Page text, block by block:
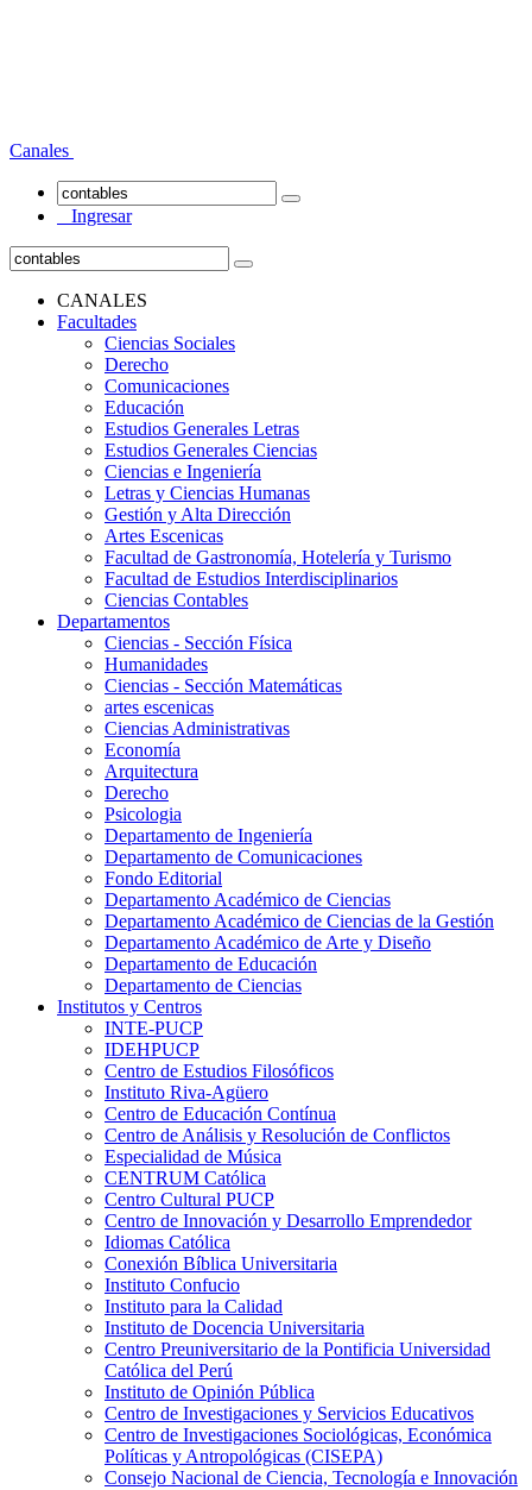
Canales
Ingresar
CANALES
Facultades
Ciencias Sociales
Derecho
Comunicaciones
Educación
Estudios Generales Letras
Estudios Generales Ciencias
Ciencias e Ingeniería
Letras y Ciencias Humanas
Gestión y Alta Dirección
Artes Escenicas
Facultad de Gastronomía, Hotelería y Turismo
Facultad de Estudios Interdisciplinarios
Ciencias Contables
Departamentos
Ciencias - Sección Física
Humanidades
Ciencias - Sección Matemáticas
artes escenicas
Ciencias Administrativas
Economía
Arquitectura
Derecho
Psicologia
Departamento de Ingeniería
Departamento de Comunicaciones
Fondo Editorial
Departamento Académico de Ciencias
Departamento Académico de Ciencias de la Gestión
Departamento Académico de Arte y Diseño
Departamento de Educación
Departamento de Ciencias
Institutos y Centros
INTE-PUCP
IDEHPUCP
Centro de Estudios Filosóficos
Instituto Riva-Agüero
Centro de Educación Contínua
Centro de Análisis y Resolución de Conflictos
Especialidad de Música
CENTRUM Católica
Centro Cultural PUCP
Centro de Innovación y Desarrollo Emprendedor
Idiomas Católica
Conexión Bíblica Universitaria
Instituto Confucio
Instituto para la Calidad
Instituto de Docencia Universitaria
Centro Preuniversitario de la Pontificia Universidad
Católica del Perú
Instituto de Opinión Pública
Centro de Investigaciones y Servicios Educativos
Centro de Investigaciones Sociológicas, Económica
Políticas y Antropológicas (CISEPA)
Consejo Nacional de Ciencia, Tecnología e Innovación